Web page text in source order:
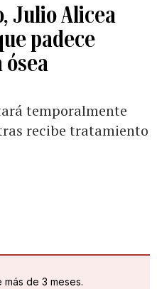
Julio Alicea
padece
temporalmente
recibe tratamiento
de 3 meses.